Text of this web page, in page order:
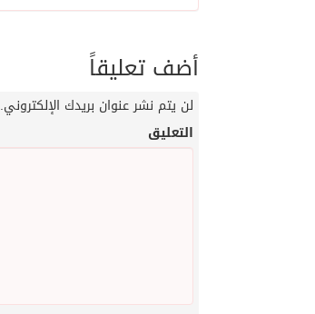
أضف تعليقاً
لن يتم نشر عنوان بريدك الإلكتروني.
التعليق